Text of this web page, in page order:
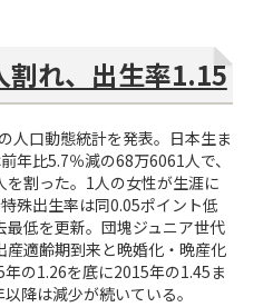
れ、出生率1.15
人口動態統計を発表。日本生ま
年比5.7％減の68万6061人で、
割った。1人の女性が生涯に
殊出生率は同0.05ポイント低
低を更新。団塊ジュニア世代
産適齢期到来と晩婚化・晩産化
の1.26を底に2015年の1.45ま
降は減少が続いている。